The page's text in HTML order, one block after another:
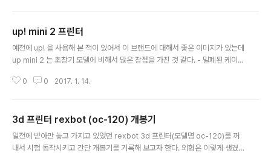
는 모터를 장착한 사진이다. 3D 프린팅 전체 글 목록 (TOP) >>>c{3dp},n{3
d003}
up! mini 2 프린터
예전에 up! 을 사용해 본 적이 있어서 이 브랜드에 대해서 좋은 이미지가 있는데
up mini 2 는 초창기 모델에 비해서 많은 장점을 가진 것 같다. - 밀폐된 케이
지 중 어느 하나 무시할 수 없다. 게다가 합리적인 가격까지. 한 번 사용해 보고
0 0 2017. 1. 14.
3d 프린터 rexbot (oc-120) 개봉기
일전에 받아만 놓고 가지고 있었던 rexbot 3d 프린터(모델명 oc-120)를 꺼
내서 시험 동작시키고 간단 개봉기를 기록해 보고자 한다. 외형은 이렇게 생겼